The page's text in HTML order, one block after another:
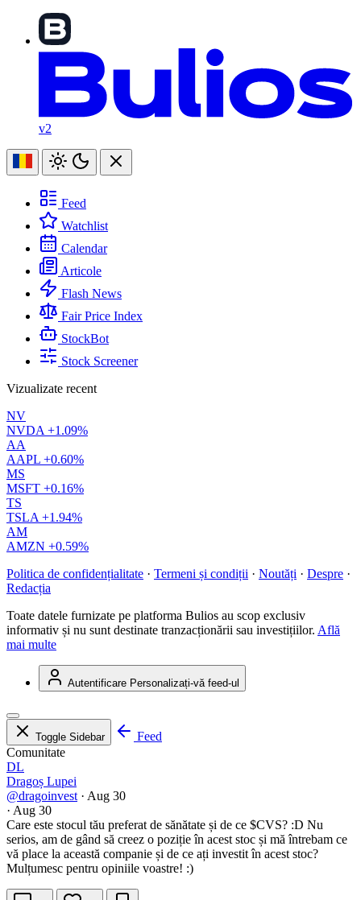
v2
Feed
Watchlist
Calendar
Articole
Flash News
Fair Price Index
StockBot
Stock Screener
Vizualizate recent
NV
NVDA +1.09%
AA
AAPL +0.60%
MS
MSFT +0.16%
TS
TSLA +1.94%
AM
AMZN +0.59%
Politica de confidențialitate · Termeni și condiții · Noutăți · Despre ·
Redacția
Toate datele furnizate pe platforma Bulios au scop exclusiv
informativ și nu sunt destinate tranzacționării sau investițiilor. Află
mai multe
Autentificare Personalizați-vă feed-ul
Toggle Sidebar
Feed
Comunitate
DL
Dragoș Lupei
@dragoinvest · Aug 30
· Aug 30
Care este stocul tău preferat de sănătate și de ce $CVS? :D Nu
serios, am de gând să creez o poziție în acest stoc și mă întrebam ce
vă place la această companie și de ce ați investit în acest stoc?
Mulțumesc pentru opiniile voastre! :)